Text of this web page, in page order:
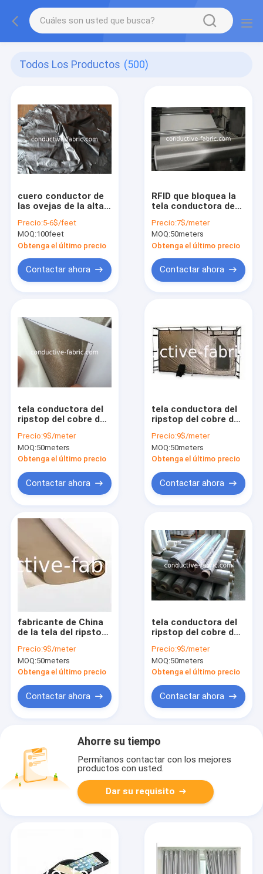
Todos Los Productos (500)
cuero conductor de
las ovejas de la alta
tocar el cuero
auténtico de los
guantes
Precio:5-6$/feet
MOQ:100feet
Obtenga el último precio
Contactar ahora
RFID que bloquea la
tela conductora de
los bolsos y la
alineación de las
carteras
Precio:7$/meter
MOQ:50meters
Obtenga el último precio
Contactar ahora
tela conductora del
ripstop del cobre del
la tela del rfid
Precio:9$/meter
MOQ:50meters
Obtenga el último precio
Contactar ahora
tela conductora del
ripstop del cobre del
la tela del rfid
Precio:9$/meter
MOQ:50meters
Obtenga el último precio
Contactar ahora
fabricante de China
de la tela del ripstop
de la tela de la
seguridad del rfid
Precio:9$/meter
MOQ:50meters
Obtenga el último precio
Contactar ahora
tela conductora del
ripstop del cobre del
de la tela del rfid
Precio:9$/meter
MOQ:50meters
Obtenga el último precio
Contactar ahora
Ahorre su tiempo
Permítanos contactar con los mejores
productos con usted.
Dar su requisito